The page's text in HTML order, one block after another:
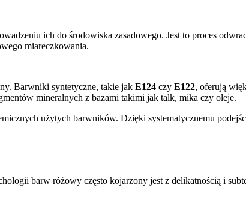
ich do środowiska zasadowego. Jest to proces
miareczkowania.
Barwniki syntetyczne, takie jak E124 czy E122, oferują
mineralnych z bazami takimi jak talk, mika czy oleje.
użytych barwników. Dzięki systematycznemu
barw różowy często kojarzony jest z delikatnością i